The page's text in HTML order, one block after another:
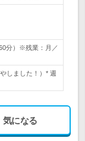
分）※残業：月／
しました！）* 週
気になる